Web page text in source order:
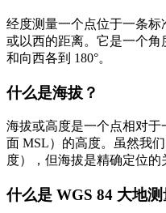
经度测量一个点位于一条
或以西的距离。它是一个角
和向西各到 180°。
什么是海拔？
海拔或高度是一个点相对
面 MSL）的高度。虽然我
度），但海拔是精确定位的
什么是 WGS 84 大地测